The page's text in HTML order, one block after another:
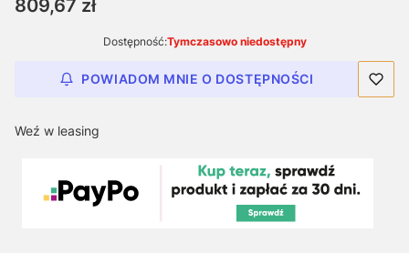
Cena
809,67 zł
Dostępność:Tymczasowo niedostępny
POWIADOM MNIE O DOSTĘPNOŚCI
Weź w leasing